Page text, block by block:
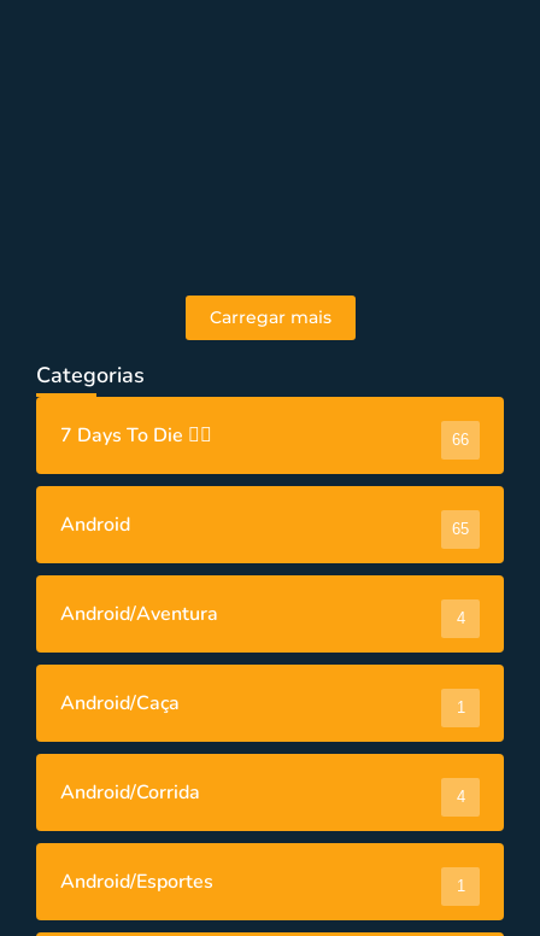
Carregar mais
Categorias
7 Days To Die 🧟‍♂️ 66
Android 65
Android/Aventura 4
Android/Caça 1
Android/Corrida 4
Android/Esportes 1